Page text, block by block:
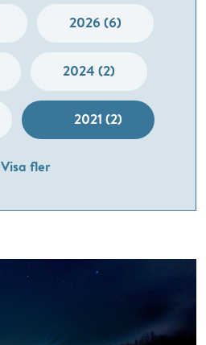
2026 (6)
2024 (2)
2021 (2)
Visa fler